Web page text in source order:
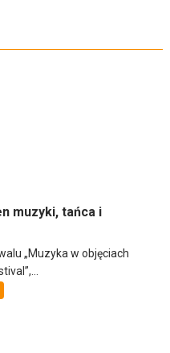
muzyki, tańca i
„Muzyka w objęciach